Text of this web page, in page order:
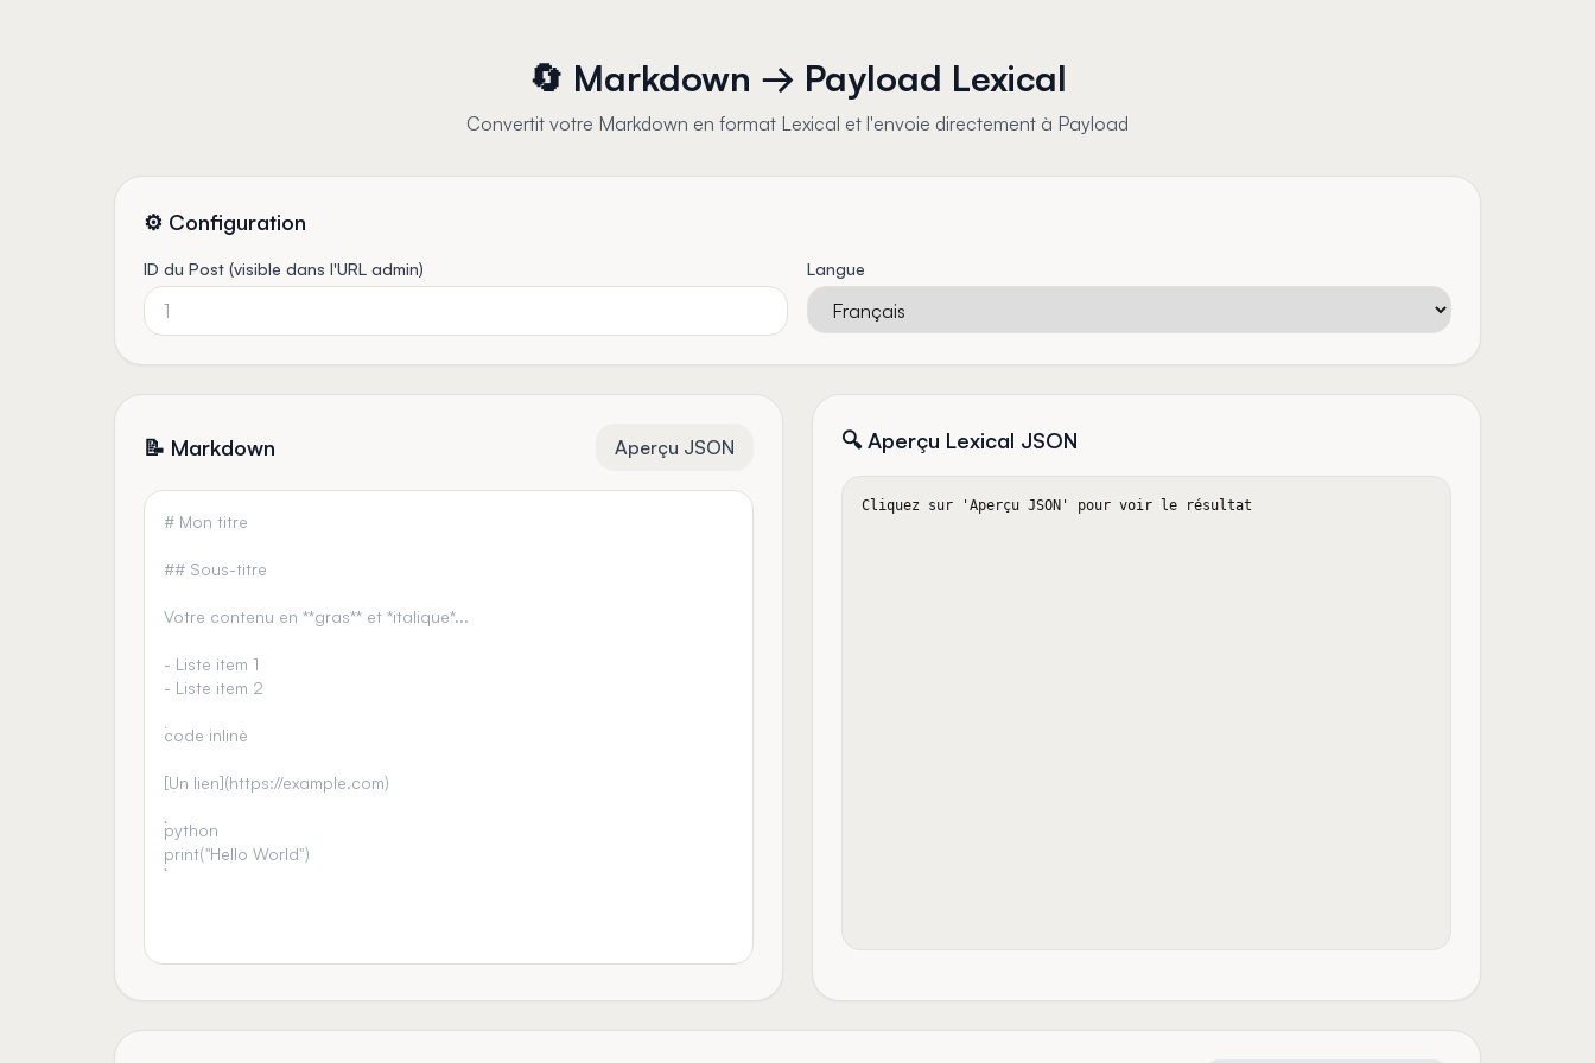
🔄 Markdown → Payload Lexical
Convertit votre Markdown en format Lexical et l'envoie directement à Payload
⚙️ Configuration
ID du Post (visible dans l'URL admin) Langue
📝 Markdown Aperçu JSON 🔍 Aperçu Lexical JSON
Cliquez sur 'Aperçu JSON' pour voir le résultat